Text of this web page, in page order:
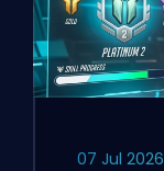
07 Jul 2026